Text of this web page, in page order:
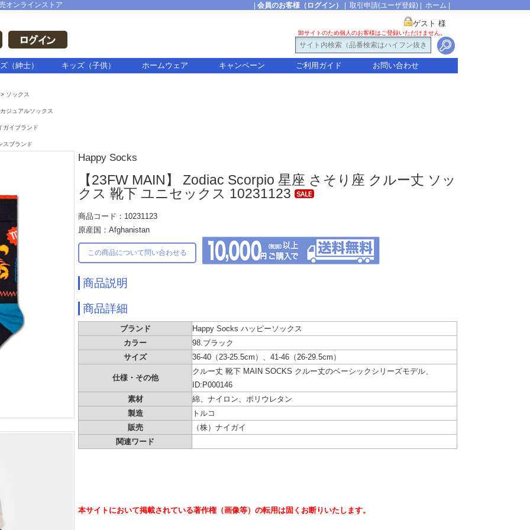
オンラインストア 会員のお客様（ログイン） 取引申請(ユーザ登録) ホーム
ゲスト 様
卸サイトのため個人のお客様はご登録いただけません。
（紳士） キッズ（子供） ホームウェア キャンペーン ご利用ガイド お問い合わせ
ソックス
カジュアルソックス
ガイブランド
スブランド
Happy Socks
【23FW MAIN】 Zodiac Scorpio 星座 さそり座 クルー丈 ソッ
クス 靴下 ユニセックス 10231123
商品コード：10231123
原産国：Afghanistan
この商品について問い合わせる
商品説明
商品詳細
ブランド
Happy Socks ハッピーソックス
カラー
98.ブラック
サイズ
36-40（23-25.5cm）、41-46（26-29.5cm）
仕様・その他
クルー丈 靴下 MAIN SOCKS クルー丈のベーシックシリーズモデル、
ID:P000146
素材
綿、ナイロン、ポリウレタン
製造
トルコ
販売
（株）ナイガイ
関連ワード
本サイトにおいて掲載されている著作権（画像等）の転用は固くお断りいたします。